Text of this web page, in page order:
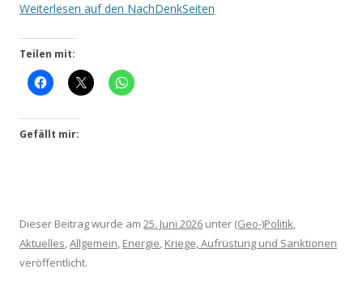
Wei­ter­le­sen auf den NachDenkSeiten
Teilen mit:
Gefällt mir:
Dieser Beitrag wurde am 25. Juni 2026 unter (Geo-)Politik,
Aktuelles,Allgemein, Energie, Kriege, Aufrüstung und Sanktionen
veröffentlicht.